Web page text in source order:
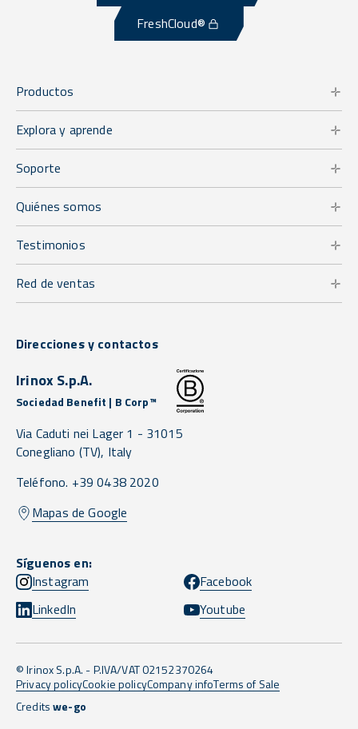
FreshCloud®
Productos
Explora y aprende
Soporte
Quiénes somos
Testimonios
Red de ventas
Direcciones y contactos
Irinox S.p.A.
Sociedad Benefit | B Corp™
Via Caduti nei Lager 1 - 31015
Conegliano (TV), Italy
Teléfono. +39 0438 2020
Mapas de Google
Síguenos en:
Instagram
Facebook
LinkedIn
Youtube
© Irinox S.p.A. - P.IVA/VAT 02152370264
Privacy policyCookie policyCompany infoTerms of Sale
Creditswe-go